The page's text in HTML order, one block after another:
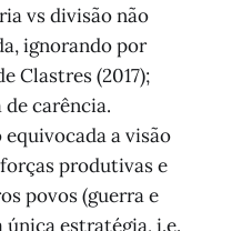
vs divisão não
ignorando por
Clastres (2017);
carência.
a visão
produtivas e
povos (guerra e
única estratégia, i.e.